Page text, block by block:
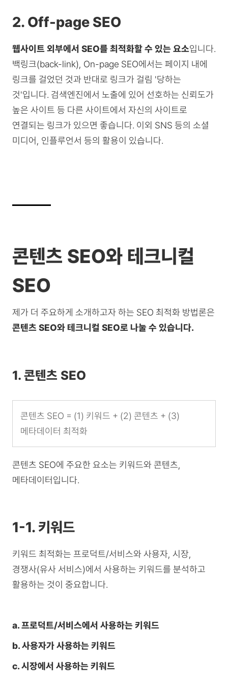
2. Off-page SEO
웹사이트 외부에서 SEO를 최적화할 수 있는 요소입니다.
백링크(back-link), On-page SEO에서는 페이지 내에
링크를 걸었던 것과 반대로 링크가 걸림 '당하는
것'입니다. 검색엔진에서 노출에 있어 선호하는 신뢰도가
높은 사이트 등 다른 사이트에서 자신의 사이트로
연결되는 링크가 있으면 좋습니다. 이외 SNS 등의 소셜
미디어, 인플루언서 등의 활용이 있습니다.
콘텐츠 SEO와 테크니컬
SEO
제가 더 주요하게 소개하고자 하는 SEO 최적화 방법론은
콘텐츠 SEO와 테크니컬 SEO로 나눌 수 있습니다.
1. 콘텐츠 SEO
콘텐츠 SEO = (1) 키워드 + (2) 콘텐츠 + (3)
메타데이터 최적화
콘텐츠 SEO에 주요한 요소는 키워드와 콘텐츠,
메타데이터입니다.
1-1. 키워드
키워드 최적화는 프로덕트/서비스와 사용자, 시장,
경쟁사(유사 서비스)에서 사용하는 키워드를 분석하고
활용하는 것이 중요합니다.
a. 프로덕트/서비스에서 사용하는 키워드
b. 사용자가 사용하는 키워드
c. 시장에서 사용하는 키워드